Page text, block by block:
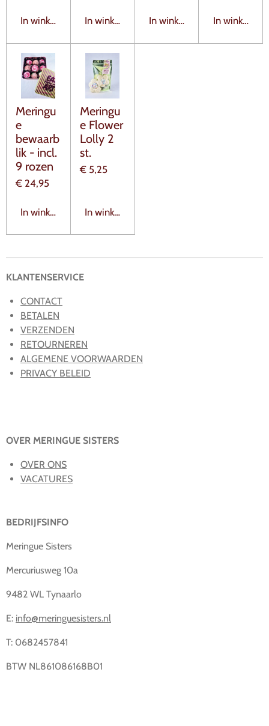
In winkelwagenIn winkelwagenIn winkelwagen In
Meringu
e
bewaarb
lik - incl.
9 rozen
€ 24,95
In winkelwagen
Meringu
e Flower
Lolly 2
st.
€ 5,25
In winkelwagen
KLANTENSERVICE
CONTACT
BETALEN
VERZENDEN
RETOURNEREN
ALGEMENE VOORWAARDEN
PRIVACY BELEID
OVER MERINGUE SISTERS
OVER ONS
VACATURES
BEDRIJFSINFO
Meringue Sisters
Mercuriusweg 10a
9482 WL Tynaarlo
E: info@meringuesisters.nl
T: 0682457841
BTW NL861086168B01